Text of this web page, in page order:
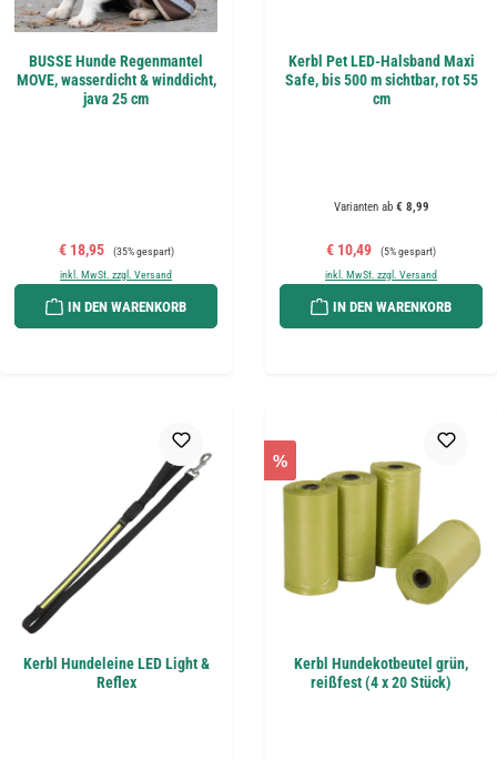
BUSSE Hunde Regenmantel
MOVE, wasserdicht & winddicht,
java 25 cm
Verkaufspreis:
€ 18,95 Regulärer Preis:
(35% gespart)
inkl. MwSt. zzgl. Versand
IN DEN WARENKORB
Kerbl Pet LED-Halsband Maxi
Safe, bis 500 m sichtbar, rot 55
cm
Varianten ab€ 8,99
Verkaufspreis:
€ 10,49 Regulärer Preis:
(5% gespart)
inkl. MwSt. zzgl. Versand
IN DEN WARENKORB
Kerbl Hundeleine LED Light &
Reflex
%
Kerbl Hundekotbeutel grün,
reißfest (4 x 20 Stück)